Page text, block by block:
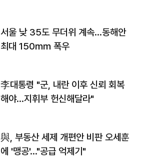
서울 낮 35도 무더위 계속…동해안
최대 150㎜ 폭우
李대통령 "군, 내란 이후 신뢰 회복
해야…지휘부 헌신해달라"
與, 부동산 세제 개편안 비판 오세훈
에 '맹공'…"공급 억제기"